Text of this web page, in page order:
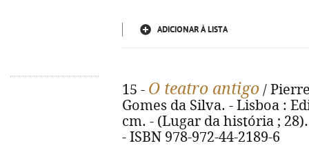
ADICIONAR À LISTA
15 - O teatro antigo /
Gomes da Silva. - Lisboa :
cm. - (Lugar da história ;
- ISBN 978-972-44-2189-6